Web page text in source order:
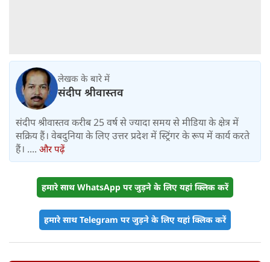
लेखक के बारे में
संदीप श्रीवास्तव
संदीप श्रीवास्तव करीब 25 वर्ष से ज्यादा समय से मीडिया के क्षेत्र में
सक्रिय हैं। वेबदुनिया के लिए उत्तर प्रदेश में स्ट्रिंगर के रूप में कार्य करते
हैं। .... और पढ़ें
हमारे साथ WhatsApp पर जुड़ने के लिए यहां क्लिक करें
हमारे साथ Telegram पर जुड़ने के लिए यहां क्लिक करें